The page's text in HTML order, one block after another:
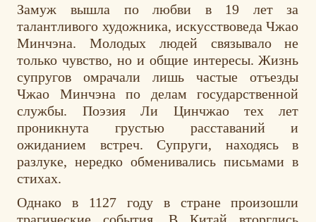
Замуж вышла по любви в 19 лет за
талантливого художника, искусствоведа Чжао
Минчэна. Молодых людей связывало не
только чувство, но и общие интересы. Жизнь
супругов омрачали лишь частые отъезды
Чжао Минчэна по делам государственной
службы. Поэзия Ли Цинчжао тех лет
проникнута грустью расставаний и
ожиданием встреч. Супруги, находясь в
разлуке, нередко обменивались письмами в
стихах.
Однако в 1127 году в стране произошли